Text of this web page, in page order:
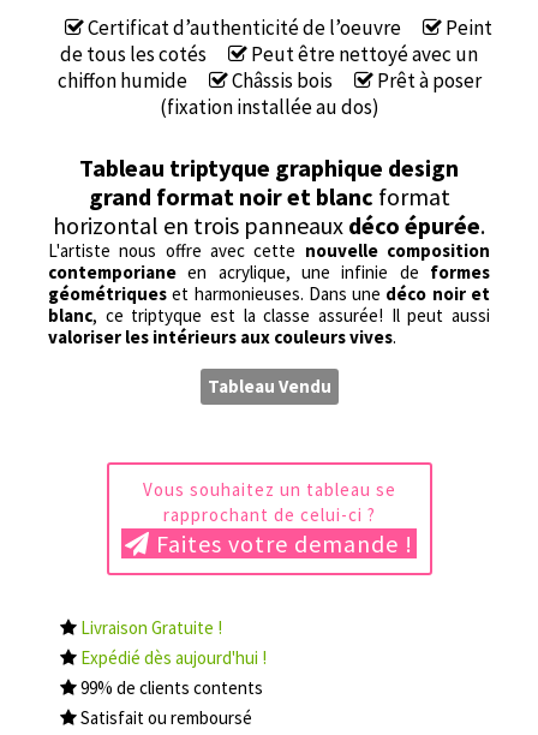
Certificat d’authenticité de l’oeuvre
Peint
de tous les cotés
Peut être nettoyé avec un
chiffon humide
Châssis bois
Prêt à poser
(fixation installée au dos)
Tableau triptyque graphique design
grand format noir et blanc format
horizontal en trois panneaux déco épurée.
L'artiste nous offre avec cette nouvelle composition
contemporiane en acrylique, une infinie de formes
géométriques et harmonieuses. Dans une déco noir et
blanc, ce triptyque est la classe assurée! Il peut aussi
valoriser les intérieurs aux couleurs vives.
Tableau Vendu
Vous souhaitez un tableau se
rapprochant de celui-ci ?
Faites votre demande !
Livraison Gratuite !
Expédié dès aujourd'hui !
99% de clients contents
Satisfait ou remboursé